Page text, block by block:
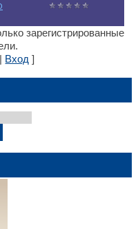
зарегистрированные
Вход ]